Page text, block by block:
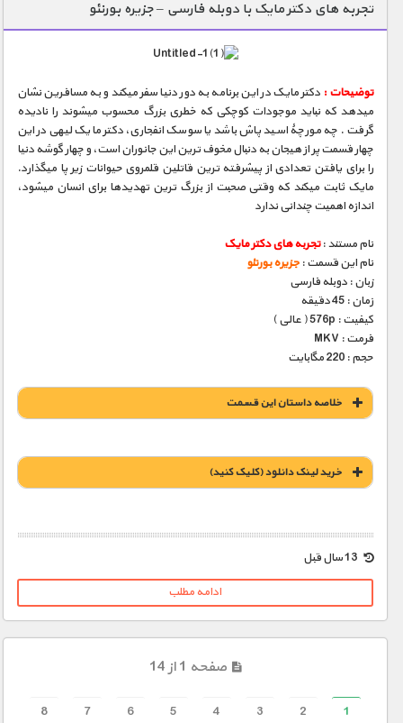
تجربه های دکتر مایک با دوبله فارسی – جزیره بورنئو
توضیحات : دکتر مایک در این برنامه به دور دنیا سفر میکند و به مسافرین نشان
میدهد که نباید موجودات کوچکی که خطری بزرگ محسوب میشوند را نادیده
گرفت . چه مورچۀ اسید پاش باشد یا سوسک انفجاری، دکتر مایک لیهی در این
چهار قسمت پر از هیجان به دنبال مخوف ترین این جانوران است، و چهار گوشه دنیا
را برای یافتن تعدادی از پیشرفته ترین قاتلین قلمروی حیوانات زیر پا میگذارد.
مایک ثابت میکند که وقتی صحبت از بزرگ ترین تهدیدها برای انسان میشود،
اندازه اهمیت چندانی ندارد
نام مستند :تجربه های دکتر مایک
نام این قسمت : جزیره بورنئو
زبان : دوبله فارسی
زمان : 45 دقیقه
کیفیت : 576p ( عالی )
فرمت : MKV
حجم : 220 مگابایت
خلاصه داستان این قسمت
خريد لينک دانلود (کليک کنيد)
1900 تومان – خريد لينک دانلود (افزودن به سبد خريد)
ادامه مطلب
صفحه 1 از 14
1
2
3
4
5
6
7
8